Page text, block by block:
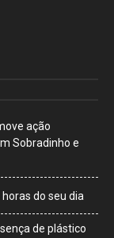
ação
Sobradinho e
do seu dia
de plástico